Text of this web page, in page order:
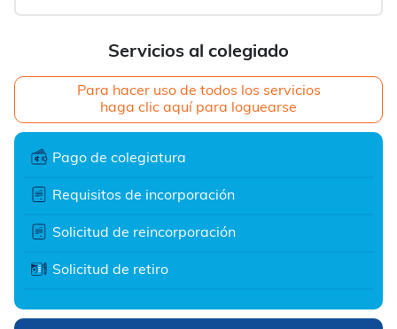
Servicios al colegiado
Para hacer uso de todos los servicios
haga clic aquí para loguearse
Pago de colegiatura
Requisitos de incorporación
Solicitud de reincorporación
Solicitud de retiro